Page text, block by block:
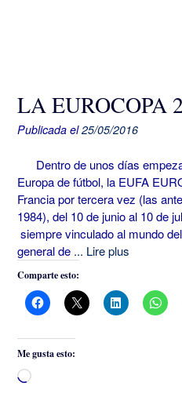
LA EUROCOPA
Publicada el25/05/2016
Dentro de unos días
Europa de fútbol, la EUFA
Francia por tercera vez (las
1984), del 10 de junio al 10 de
siempre vinculado al mundo
general de ... Lire plus
Comparte esto:
Me gusta esto:
Cargando...